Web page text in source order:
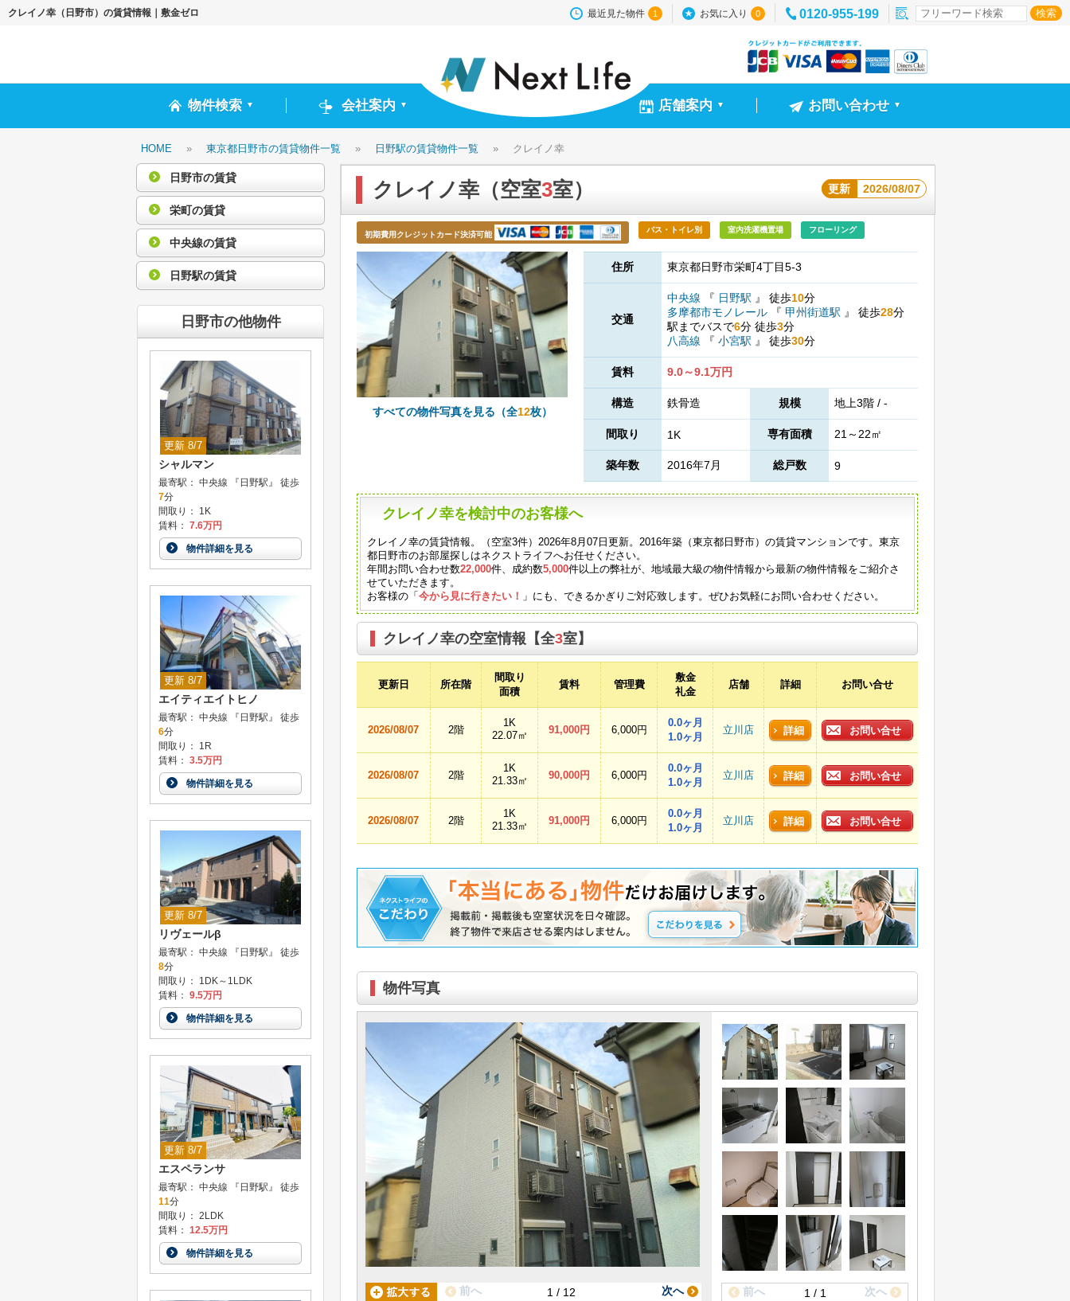
クレイノ幸（日野市）の賃貸情報｜敷金ゼロ 最近見た物件 1 お気に入り 0 0120-955-199
物件検索 ▼ 会社案内 ▼ 店舗案内 ▼ お問い合わせ ▼
HOME » 東京都日野市の賃貸物件一覧 » 日野駅の賃貸物件一覧 » クレイノ幸
クレイノ幸（空室3室） 更新 2026/08/07
初期費用クレジットカード決済可能
バス・トイレ別 室内洗濯機置場 フローリング
すべての物件写真を見る（全12枚）
住所 東京都日野市栄町4丁目5-3
交通
中央線 『 日野駅 』 徒歩10分
多摩都市モノレール
『 甲州街道駅 』 徒歩28分
駅までバスで6分 徒歩3分
八高線
『 小宮駅 』 徒歩30分
賃料 9.0～9.1万円
構造 鉄骨造 規模 地上3階 / -
間取り 1K 専有面積 21～22㎡
築年数 2016年7月 総戸数 9
クレイノ幸を検討中のお客様へ
クレイノ幸の賃貸情報。（空室3件）2026年8月07日更新。2016年築（東京都日野市）の賃貸マンションです。東京
都日野市のお部屋探しはネクストライフへお任せください。
年間お問い合わせ数22,000件、成約数5,000件以上の弊社が、地域最大級の物件情報から最新の物件情報をご紹介さ
せていただきます。
お客様の「今から見に行きたい！ 」にも、できるかぎりご対応致します。ぜひお気軽にお問い合わせください。
クレイノ幸の空室情報【全3室】
更新日 所在階
間取り
面積
賃料 管理費
敷金
礼金
店舗 詳細 お問い合せ
2026/08/07 2階
1K
22.07㎡
91,000円 6,000円
0.0ヶ月
1.0ヶ月
立川店 詳細 お問い合せ
2026/08/07 2階
1K
21.33㎡
90,000円 6,000円
0.0ヶ月
1.0ヶ月
立川店 詳細 お問い合せ
2026/08/07 2階
1K
21.33㎡
91,000円 6,000円
0.0ヶ月
1.0ヶ月
立川店 詳細 お問い合せ
物件写真
1 / 12
前へ 次へ 1 / 1
前へ 次へ
日野市の賃貸
栄町の賃貸
中央線の賃貸
日野駅の賃貸
日野市の他物件
更新 8/7
シャルマン
最寄駅： 中央線 『日野駅』 徒歩
7分
間取り： 1K
賃料： 7.6万円
物件詳細を見る
更新 8/7
エイティエイトヒノ
最寄駅： 中央線 『日野駅』 徒歩
6分
間取り： 1R
賃料： 3.5万円
物件詳細を見る
更新 8/7
リヴェールβ
最寄駅： 中央線 『日野駅』 徒歩
8分
間取り： 1DK～1LDK
賃料： 9.5万円
物件詳細を見る
更新 8/7
エスペランサ
最寄駅： 中央線 『日野駅』 徒歩
11分
間取り： 2LDK
賃料： 12.5万円
物件詳細を見る